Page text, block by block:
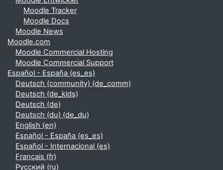
Moodle Tracker
Moodle Docs
Moodle News
Moodle.com
Moodle Commercial Hosting
Moodle Commercial Support
Español - España ‎(es_es)‎
Deutsch (community) ‎(de_comm)‎
Deutsch ‎(de_kids)‎
Deutsch ‎(de)‎
Deutsch (du) ‎(de_du)‎
English ‎(en)‎
Español - España ‎(es_es)‎
Español - Internacional ‎(es)‎
Français ‎(fr)‎
Русский ‎(ru)‎